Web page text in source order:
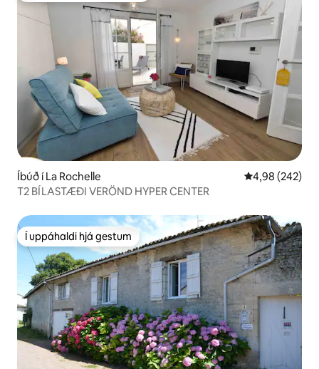
Íbúð í La Rochelle 4,98 af 5 í
4,98 (242)
T2 BÍLASTÆÐI VERÖND HYPER CENTER
Í uppáhaldi hjá gestum
Í uppáhaldi hjá gestum